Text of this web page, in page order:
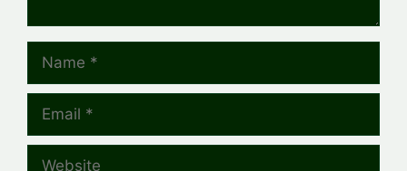
Name
Email
Website